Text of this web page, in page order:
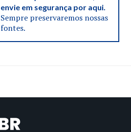
envie em segurança por aqui.
Sempre preservaremos nossas
fontes.